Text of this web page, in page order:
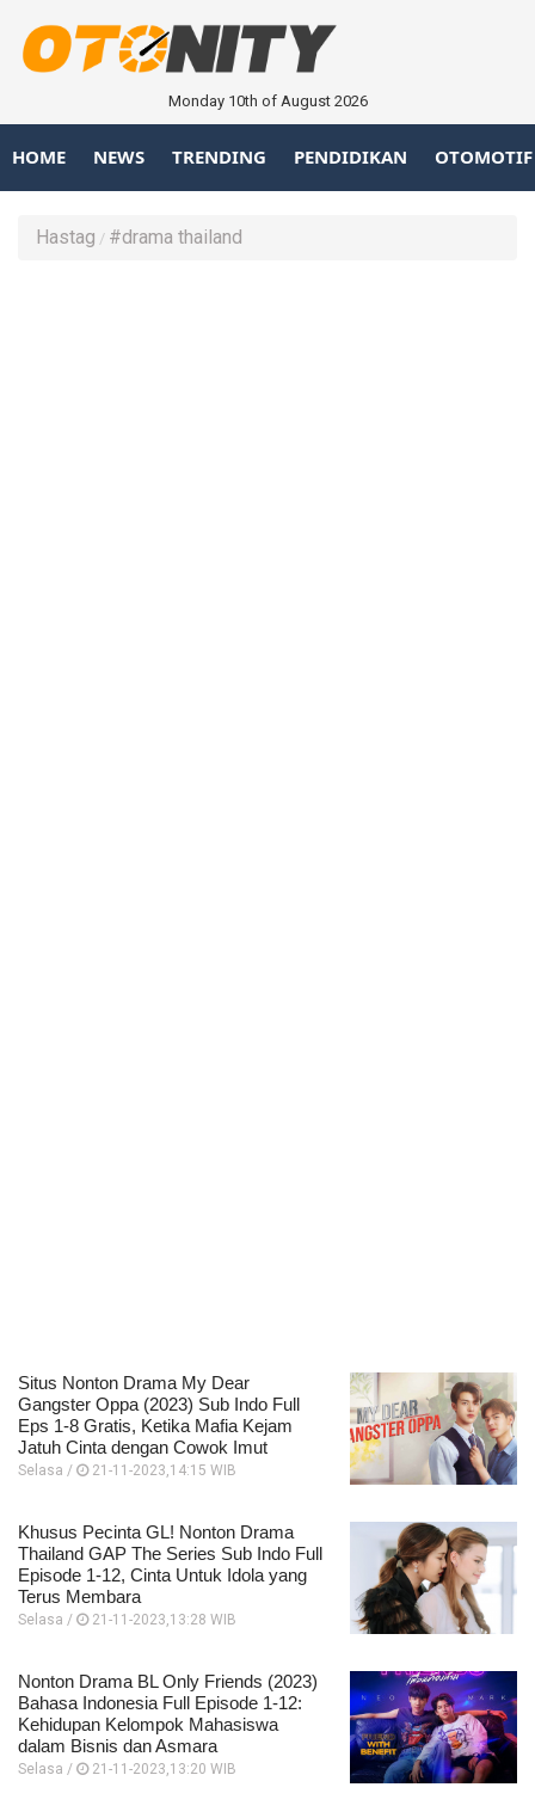
Monday 10th of August 2026
HOME NEWS TRENDING PENDIDIKAN OTOMOTIF
Hastag #drama thailand
Situs Nonton Drama My Dear
Gangster Oppa (2023) Sub Indo Full
Eps 1-8 Gratis, Ketika Mafia Kejam
Jatuh Cinta dengan Cowok Imut
Selasa / 21-11-2023,14:15 WIB
Khusus Pecinta GL! Nonton Drama
Thailand GAP The Series Sub Indo Full
Episode 1-12, Cinta Untuk Idola yang
Terus Membara
Selasa / 21-11-2023,13:28 WIB
Nonton Drama BL Only Friends (2023)
Bahasa Indonesia Full Episode 1-12:
Kehidupan Kelompok Mahasiswa
dalam Bisnis dan Asmara
Selasa / 21-11-2023,13:20 WIB